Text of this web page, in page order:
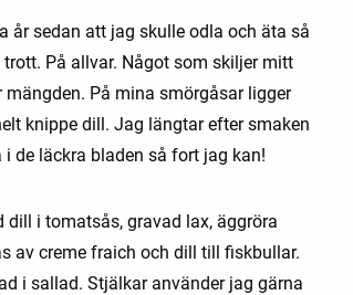
år sedan att jag skulle odla och äta så
På allvar. Något som skiljer mitt
På mina smörgåsar ligger
knippe dill. Jag längtar efter smaken
de läckra bladen så fort jag kan!
i tomatsås, gravad lax, äggröra
av creme fraich och dill till fiskbullar.
i sallad. Stjälkar använder jag gärna